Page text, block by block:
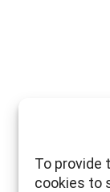
To provide
cookies to